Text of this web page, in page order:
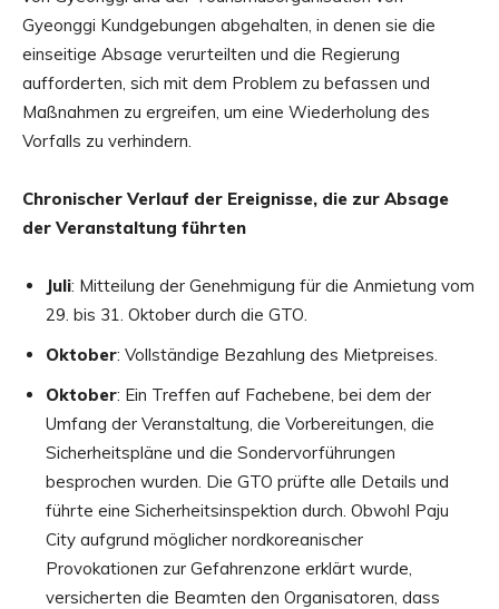
Gyeonggi Kundgebungen abgehalten, in denen sie die
einseitige Absage verurteilten und die Regierung
aufforderten, sich mit dem Problem zu befassen und
Maßnahmen zu ergreifen, um eine Wiederholung des
Vorfalls zu verhindern.
Chronischer Verlauf der Ereignisse, die zur Absage
der Veranstaltung führten
Juli: Mitteilung der Genehmigung für die Anmietung vom
29. bis 31. Oktober durch die GTO.
Oktober: Vollständige Bezahlung des Mietpreises.
Oktober: Ein Treffen auf Fachebene, bei dem der
Umfang der Veranstaltung, die Vorbereitungen, die
Sicherheitspläne und die Sondervorführungen
besprochen wurden. Die GTO prüfte alle Details und
führte eine Sicherheitsinspektion durch. Obwohl Paju
City aufgrund möglicher nordkoreanischer
Provokationen zur Gefahrenzone erklärt wurde,
versicherten die Beamten den Organisatoren, dass